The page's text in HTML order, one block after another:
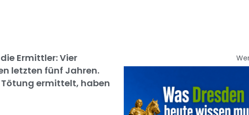
Ermittler: Vier
letzten fünf Jahren.
ermittelt, haben